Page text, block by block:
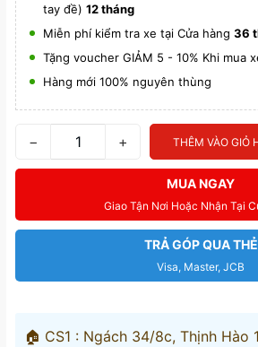
tay đề) 12 tháng
Miễn phí kiểm tra xe tại Cửa hàng 36
Tặng voucher GIẢM 5 - 10% Khi mua
Hàng mới 100% nguyên thùng
− + THÊM VÀO GIỎ
MUA NGAY
Giao Tận Nơi Hoặc Nhận Tại
TRẢ GÓP QUA THẺ
Visa, Master, JCB
🏠 CS1 : Ngách 34/8c, Thịnh Hào